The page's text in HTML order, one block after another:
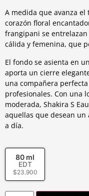
A medida que avanza
corazón floral
frangipani se
cálida y femenina, que
El fondo se asienta en
aporta un cierre
una compañera
profesionales. Con una
moderada, Shakira S
aquellas que desean un
a día.
80 ml
EDT
$23.900